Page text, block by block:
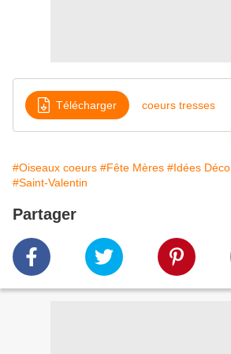
Télécharger coeurs tresses
#Oiseaux coeurs #Fête Mères #Idées Déco
#Saint-Valentin
Partager